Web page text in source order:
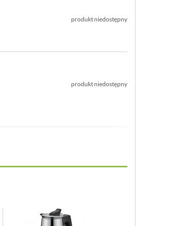
produkt niedostępny
produkt niedostępny